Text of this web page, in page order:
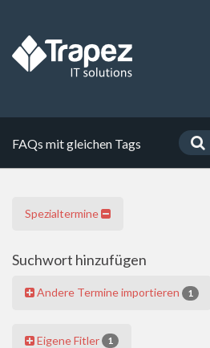
FAQs mit gleichen Tags
Spezialtermine
Suchwort hinzufügen
Andere Termine importieren 1
Eigene Fitler 1